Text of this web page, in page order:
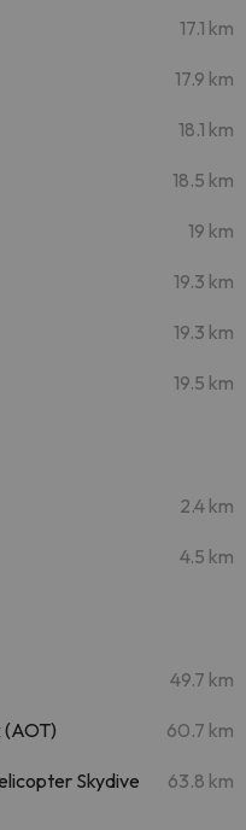
17.1 km
17.9 km
18.1 km
18.5 km
19 km
19.3 km
19.3 km
19.5 km
2.4 km
4.5 km
49.7 km
60.7 km
Skydive 63.8 km